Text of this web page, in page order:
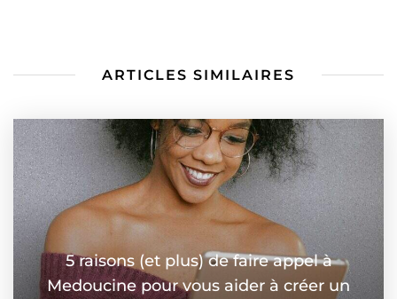
ARTICLES SIMILAIRES
5 raisons (et plus) de faire appel à
Medoucine pour vous aider à créer un